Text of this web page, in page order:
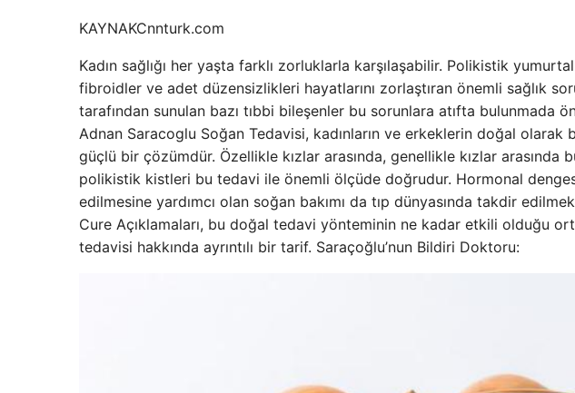
KAYNAKCnnturk.com
Kadın sağlığı her yaşta farklı zorluklarla karşılaşabilir. Polikistik
fibroidler ve adet düzensizlikleri hayatlarını zorlaştıran önemli sağlık
tarafından sunulan bazı tıbbi bileşenler bu sorunlara atıfta bulunmada
Adnan Saracoglu Soğan Tedavisi, kadınların ve erkeklerin doğal
güçlü bir çözümdür. Özellikle kızlar arasında, genellikle kızlar arasında
polikistik kistleri bu tedavi ile önemli ölçüde doğrudur. Hormonal
edilmesine yardımcı olan soğan bakımı da tıp dünyasında takdir
Cure Açıklamaları, bu doğal tedavi yönteminin ne kadar etkili olduğu
tedavisi hakkında ayrıntılı bir tarif. Saraçoğlu’nun Bildiri Doktoru: